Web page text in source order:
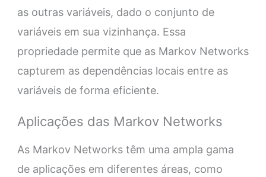
as outras variáveis, dado o conjunto de
variáveis em sua vizinhança. Essa
propriedade permite que as Markov Networks
capturem as dependências locais entre as
variáveis de forma eficiente.
Aplicações das Markov Networks
As Markov Networks têm uma ampla gama
de aplicações em diferentes áreas, como